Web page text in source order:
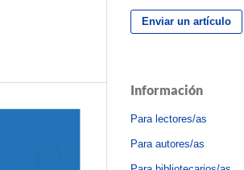
Enviar un artículo
Información
Para lectores/as
Para autores/as